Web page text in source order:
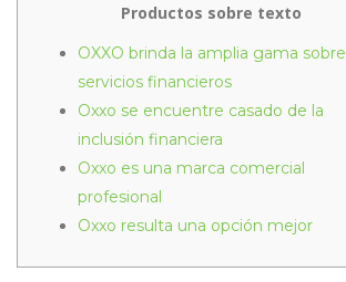
Productos sobre texto
OXXO brinda la amplia gama sobre
servicios financieros
Oxxo se encuentre casado de la
inclusión financiera
Oxxo es una marca comercial
profesional
Oxxo resulta una opción mejor